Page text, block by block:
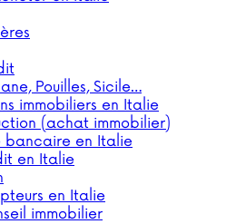
Pouilles, Sicile…
immobiliers en Italie
(achat immobilier)
bancaire en Italie
en Italie
en Italie
immobilier